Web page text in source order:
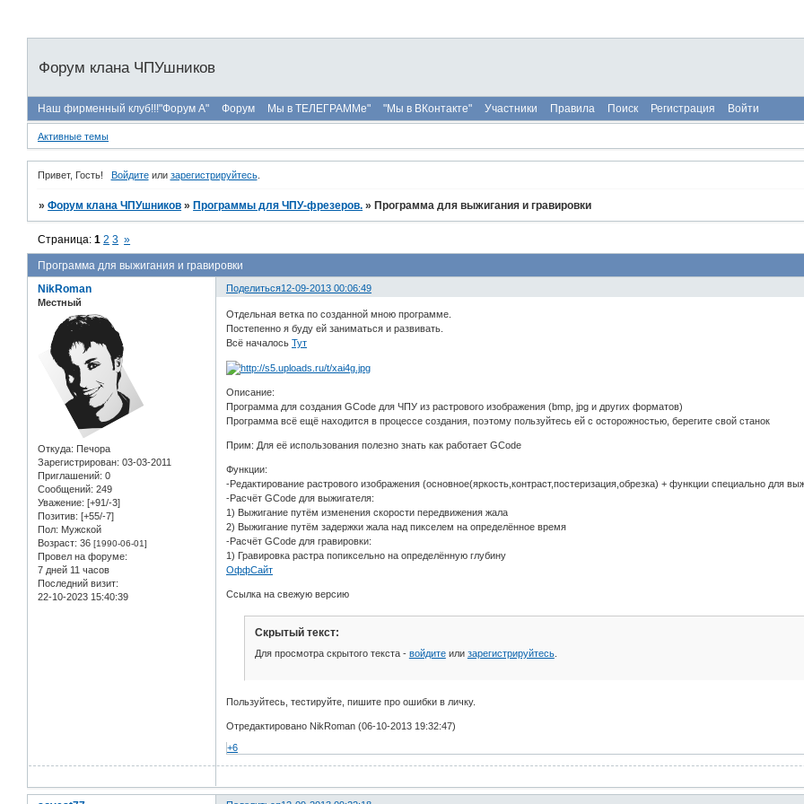
Форум клана ЧПУшников
Наш фирменный клуб!!!"Форум А" Форум Мы в ТЕЛЕГРАММе" "Мы в ВКонтакте" Участники Правила Поиск Регистрация Войти
Активные темы
Привет, Гость! Войдитеили зарегистрируйтесь.
»Форум клана ЧПУшников » Программы для ЧПУ-фрезеров. » Программа для выжигания и гравировки
Программа для выжигания и гравировки
Страница:1 2 3 »
Поделиться12-09-2013 00:06:49
NikRoman
Местный
Откуда: Печора
Зарегистрирован: 03-03-2011
Приглашений: 0
Сообщений: 249
Уважение: [+91/-3]
Позитив: [+55/-7]
Пол: Мужской
Возраст: 36 [1990-06-01]
Провел на форуме:
7 дней 11 часов
Последний визит:
22-10-2023 15:40:39
Отдельная ветка по созданной мною программе.
Постепенно я буду ей заниматься и развивать.
Всё началосьТут
Описание:
Программа для создания GCode для ЧПУ из растрового изображения (bmp, jpg и других форматов)
Программа всё ещё находится в процессе создания, поэтому пользуйтесь ей с осторожностью, берегите свой станок
Прим: Для её использования полезно знать как работает GCode
Функции:
-Редактирование растрового изображения (основное(яркость,контраст,постеризация,обрезка) + функции специально для
-Расчёт GCode для выжигателя:
1) Выжигание путём изменения скорости передвижения жала
2) Выжигание путём задержки жала над пикселем на определённое время
-Расчёт GCode для гравировки:
1) Гравировка растра попиксельно на определённую глубину
ОффСайт
Ссылка на свежую версию
Скрытый текст:
Для просмотра скрытого текста - войдитеили зарегистрируйтесь.
Пользуйтесь, тестируйте, пишите про ошибки в личку.
Отредактировано NikRoman (06-10-2013 19:32:47)
+6